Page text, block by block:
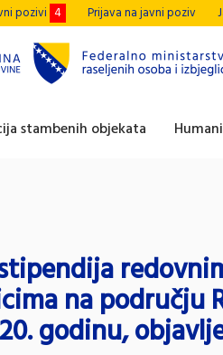
pozivi 4 Prijava na javni poziv
stambenih objekata
na području
godinu,